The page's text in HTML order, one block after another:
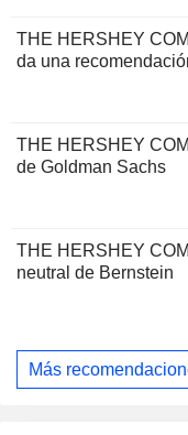
THE HERSHEY
da una
THE HERSHEY
de Goldman Sachs
THE HERSHEY
neutral de Bernstein
Más